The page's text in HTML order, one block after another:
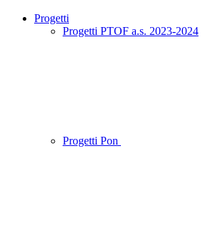
Progetti
Progetti PTOF a.s. 2023-2024
Progetti Pon